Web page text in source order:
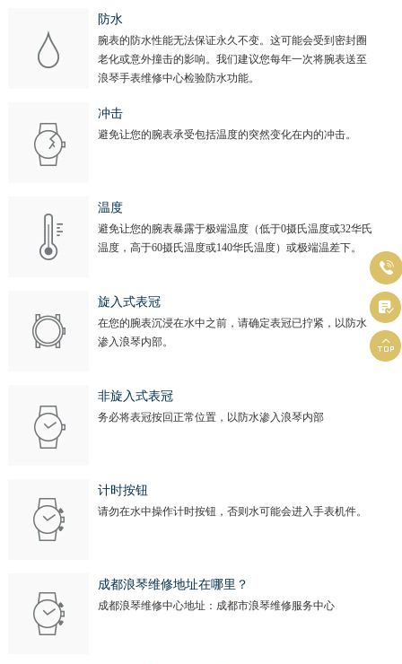
防水
腕表的防水性能无法保证永久不变。这可能会受到密封圈
老化或意外撞击的影响。我们建议您每年一次将腕表送至
浪琴手表维修中心检验防水功能。
冲击
避免让您的腕表承受包括温度的突然变化在内的冲击。
温度
避免让您的腕表暴露于极端温度（低于0摄氏温度或32华氏
温度，高于60摄氏温度或140华氏温度）或极端温差下。
旋入式表冠
在您的腕表沉浸在水中之前，请确定表冠已拧紧，以防水
渗入浪琴内部。
非旋入式表冠
务必将表冠按回正常位置，以防水渗入浪琴内部
计时按钮
请勿在水中操作计时按钮，否则水可能会进入手表机件。
成都浪琴维修地址在哪里？
成都浪琴维修中心地址：成都市浪琴维修服务中心


